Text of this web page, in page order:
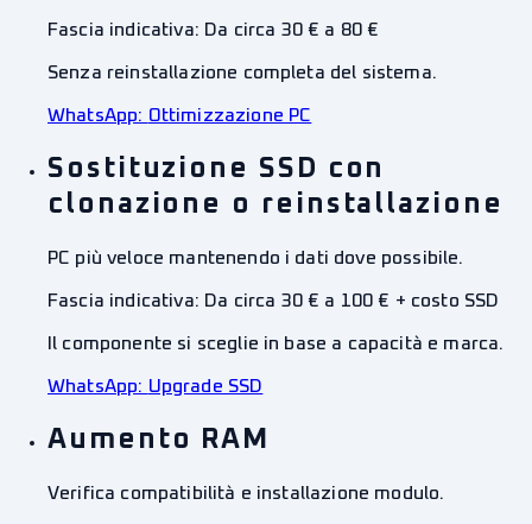
Fascia indicativa: Da circa 30 € a 80 €
Senza reinstallazione completa del sistema.
WhatsApp: Ottimizzazione PC
Sostituzione SSD con
clonazione o reinstallazione
PC più veloce mantenendo i dati dove possibile.
Fascia indicativa: Da circa 30 € a 100 € + costo SSD
Il componente si sceglie in base a capacità e marca.
WhatsApp: Upgrade SSD
Aumento RAM
Verifica compatibilità e installazione modulo.